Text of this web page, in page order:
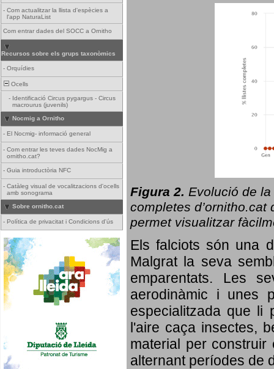
- Com actualitzar la llista d'espècies a
l'app NaturaList
Com entrar dades del SOCC a Ornitho
Recursos sobre els grups taxonòmics
- Orquídies
Ocells
- Identificació Circus pygargus - Circus
macrourus (juvenils)
Nocmig a Ornitho
- El Nocmig- informació general
- Com entrar les teves dades NocMig a
ornitho.cat?
- Guia introductòria NFC
- Catàleg visual de vocalitzacions d'ocells
amb sonograma
Sobre ornitho.cat
- Política de privacitat i Condicions d'ús
Figura 2. Evolució de la
completes d’ornitho.cat
permet visualitzar
Els falciots són una
Malgrat la seva
emparentats. Les
aerodinàmic i unes
especialitzada que li
l'aire caça insectes,
material per
alternant períodes de